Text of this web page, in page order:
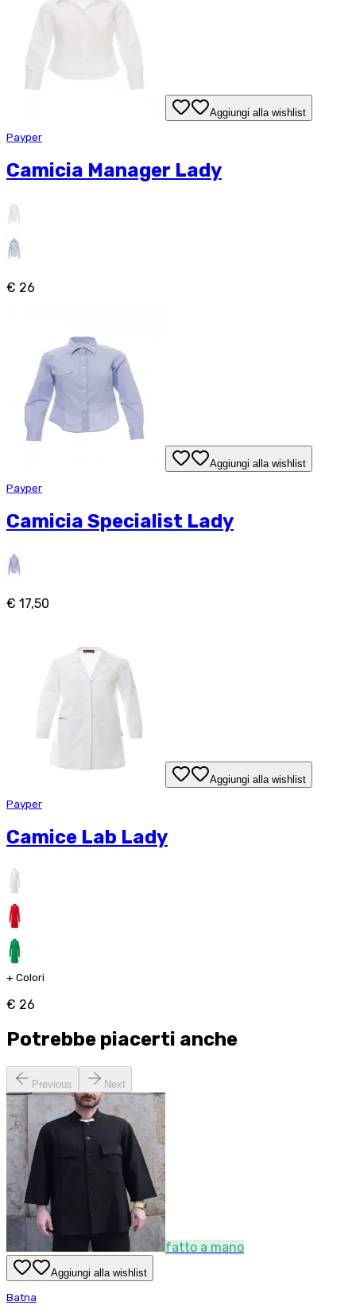
Aggiungi alla wishlist
Payper
Camicia Manager Lady
€ 26
Aggiungi alla wishlist
Payper
Camicia Specialist Lady
€ 17,50
Aggiungi alla wishlist
Payper
Camice Lab Lady
+ Colori
€ 26
Potrebbe piacerti anche
Previous Next
fatto a mano
Aggiungi alla wishlist
Batna